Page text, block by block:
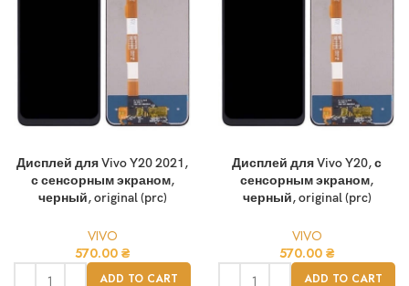
Дисплей для Vivo Y20 2021,
с сенсорным экраном,
черный, original (prc)
VIVO
570.00 ₴
ADD TO CART
Дисплей для Vivo Y20, с
сенсорным экраном,
черный, original (prc)
VIVO
570.00 ₴
ADD TO CART